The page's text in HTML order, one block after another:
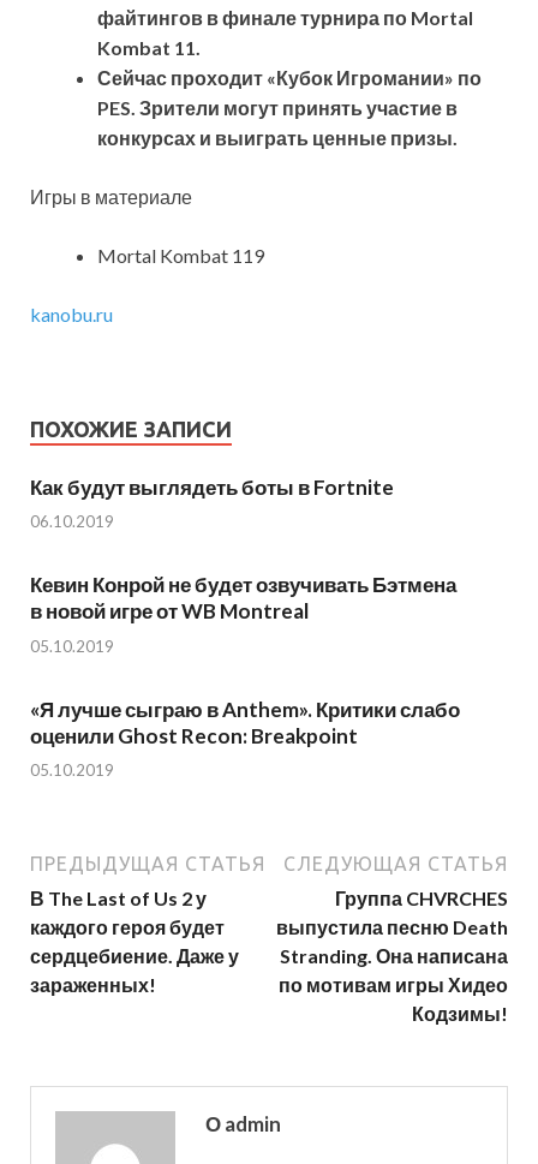
файтингов в финале турнира по Mortal
Kombat 11.
Сейчас проходит «Кубок Игромании» по
PES. Зрители могут принять участие в
конкурсах и выиграть ценные призы.
Игры в материале
Mortal Kombat 119
kanobu.ru
ПОХОЖИЕ ЗАПИСИ
Как будут выглядеть боты в Fortnite
06.10.2019
Кевин Конрой не будет озвучивать Бэтмена
в новой игре от WB Montreal
05.10.2019
«Я лучше сыграю в Anthem». Критики слабо
оценили Ghost Recon: Breakpoint
05.10.2019
ПРЕДЫДУЩАЯ СТАТЬЯ
В The Last of Us 2 у
каждого героя будет
сердцебиение. Даже у
зараженных!
СЛЕДУЮЩАЯ СТАТЬЯ
Группа CHVRCHES
выпустила песню Death
Stranding. Она написана
по мотивам игры Хидео
Кодзимы!
О admin